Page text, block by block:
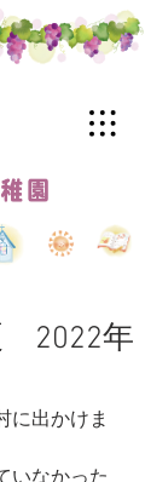
2022年
に出かけま